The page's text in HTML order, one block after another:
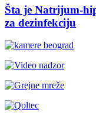
Šta je Natrijum-
za dezinfekciju